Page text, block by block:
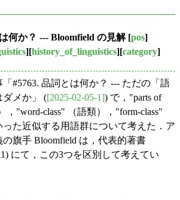
何か？ --- Bloomfield の見解[pos]
][history_of_linguistics][category]
#5763. 品詞とは何か？ --- ただの「語
ダメか」 ([2025-02-05-1]) で，"parts of
，"word-class" （語類），"form-class"
った近似する用語群について考えた．ア
旗手 Bloomfield は，代表的著書
にて，この3つを区別して考えてい